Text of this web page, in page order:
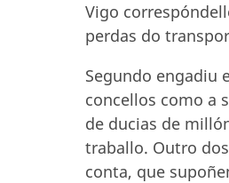
Vigo
perdas do
Segundo engadiu
concellos como a
de ducias de
traballo. Outro
conta, que